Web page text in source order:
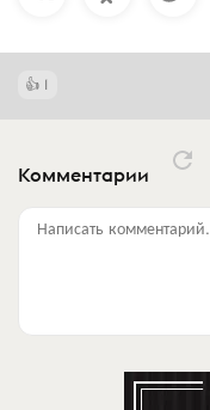
1
Комментарии
Написать